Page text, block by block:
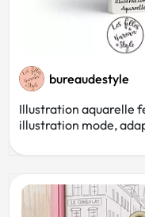
bureaudestyle
Illustration aquarelle
illustration mode,